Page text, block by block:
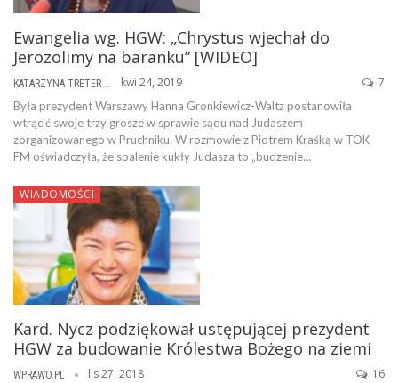
Ewangelia wg. HGW: „Chrystus wjechał do
Jerozolimy na baranku” [WIDEO]
KATARZYNA TRETER-SIERPIŃSKA kwi 24, 2019 7
Była prezydent Warszawy Hanna Gronkiewicz-Waltz postanowiła
wtrącić swoje trzy grosze w sprawie sądu nad Judaszem
zorganizowanego w Pruchniku. W rozmowie z Piotrem Kraśką w TOK
FM oświadczyła, że spalenie kukły Judasza to „budzenie…
WIADOMOŚCI
Kard. Nycz podziękował ustępującej prezydent
HGW za budowanie Królestwa Bożego na ziemi
WPRAWO.PL lis 27, 2018 16